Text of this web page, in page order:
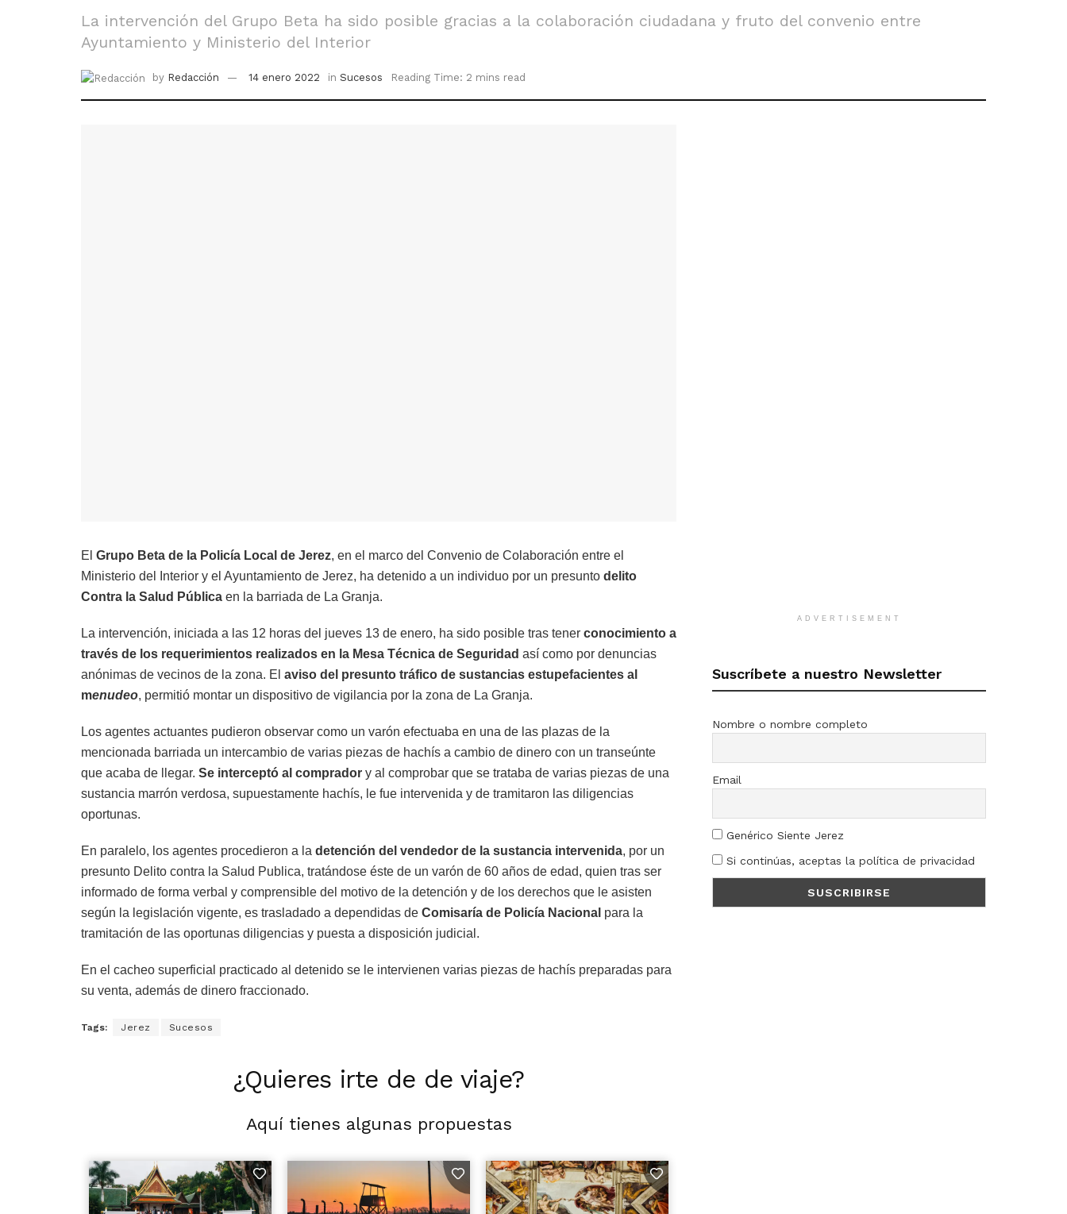
La intervención del Grupo Beta ha sido posible gracias a la colaboración ciudadana y fruto del convenio entre
Ayuntamiento y Ministerio del Interior
by Redacción 14 enero 2022 in Sucesos Reading Time: 2 mins read
El Grupo Beta de la Policía Local de Jerez, en el marco del Convenio de Colaboración entre el
Ministerio del Interior y el Ayuntamiento de Jerez, ha detenido a un individuo por un presunto delito
Contra la Salud Pública en la barriada de La Granja.
La intervención, iniciada a las 12 horas del jueves 13 de enero, ha sido posible tras tener conocimiento a
través de los requerimientos realizados en la Mesa Técnica de Seguridad así como por denuncias
anónimas de vecinos de la zona. El aviso del presunto tráfico de sustancias estupefacientes al
menudeo, permitió montar un dispositivo de vigilancia por la zona de La Granja.
Los agentes actuantes pudieron observar como un varón efectuaba en una de las plazas de la
mencionada barriada un intercambio de varias piezas de hachís a cambio de dinero con un transeúnte
que acaba de llegar. Se interceptó al comprador y al comprobar que se trataba de varias piezas de una
sustancia marrón verdosa, supuestamente hachís, le fue intervenida y de tramitaron las diligencias
oportunas.
En paralelo, los agentes procedieron a la detención del vendedor de la sustancia intervenida, por un
presunto Delito contra la Salud Publica, tratándose éste de un varón de 60 años de edad, quien tras ser
informado de forma verbal y comprensible del motivo de la detención y de los derechos que le asisten
según la legislación vigente, es trasladado a dependidas de Comisaría de Policía Nacional para la
tramitación de las oportunas diligencias y puesta a disposición judicial.
En el cacheo superficial practicado al detenido se le intervienen varias piezas de hachís preparadas para
su venta, además de dinero fraccionado.
Tags: Jerez Sucesos
¿Quieres irte de de viaje?
Aquí tienes algunas propuestas
ADVERTISEMENT
Suscríbete a nuestro Newsletter
Nombre o nombre completo
Email
Genérico Siente Jerez
Si continúas, aceptas la política de privacidad